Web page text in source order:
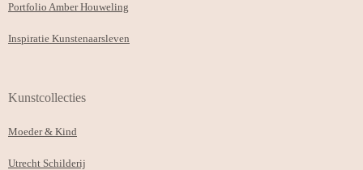
Portfolio Amber Houweling
Inspiratie Kunstenaarsleven
Kunstcollecties
Moeder & Kind
Utrecht Schilderij